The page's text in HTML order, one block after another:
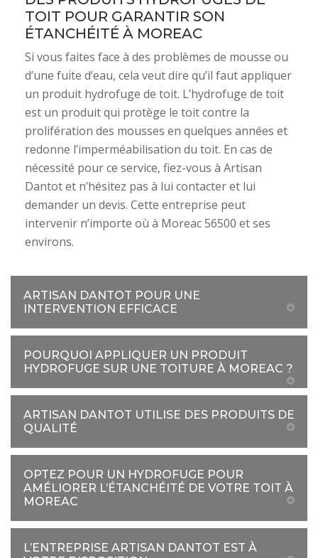
TOIT POUR GARANTIR SON
ÉTANCHÉITÉ À MOREAC
Si vous faites face à des problèmes de mousse ou
d’une fuite d’eau, cela veut dire qu’il faut appliquer
un produit hydrofuge de toit. L’hydrofuge de toit
est un produit qui protège le toit contre la
prolifération des mousses en quelques années et
redonne l’imperméabilisation du toit. En cas de
nécessité pour ce service, fiez-vous à Artisan
Dantot et n’hésitez pas à lui contacter et lui
demander un devis. Cette entreprise peut
intervenir n’importe où à Moreac 56500 et ses
environs.
ARTISAN DANTOT POUR UNE
INTERVENTION EFFICACE
POURQUOI APPLIQUER UN PRODUIT
HYDROFUGE SUR UNE TOITURE À MOREAC ?
ARTISAN DANTOT UTILISE DES PRODUITS DE
QUALITÉ
OPTEZ POUR UN HYDROFUGE POUR
AMÉLIORER L’ÉTANCHÉITÉ DE VOTRE TOIT À
MOREAC
L’ENTREPRISE ARTISAN DANTOT EST À